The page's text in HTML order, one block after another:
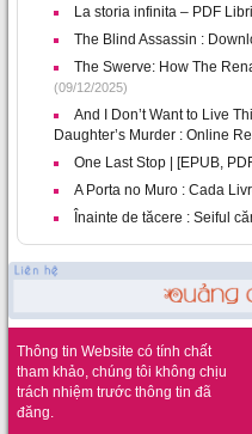
La storia infinita – PDF Libri
The Blind Assassin :
The Swerve: How The
(09/12/2025)
And I Don’t Want to Live
Daughter’s Murder : Online
One Last Stop | [EPUB,
A Porta no Muro : Cada
Înainte de tăcere : Seiful
Thông tin Website có tính chất
tham khảo, chúng tôi không chịu
trách nhiệm trước thông tin đã
đăng.